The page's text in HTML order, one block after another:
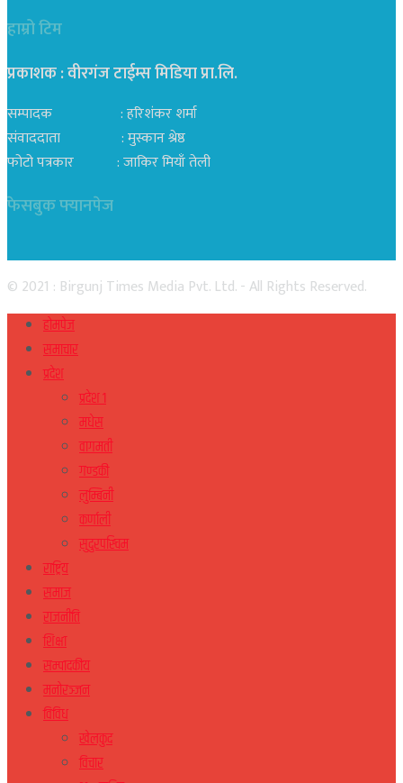
हाम्रो टिम
प्रकाशक : वीरगंज टाईम्स मिडिया प्रा‍.लि.
सम्पादक : हरिशंकर शर्मा
संवाददाता : मुस्कान श्रेष्ठ
फोटो पत्रकार : जाकिर मियाँ तेली
फेसबुक फ्यानपेज
© 2021 : Birgunj Times Media Pvt. Ltd. - All Rights Reserved.
होमपेज
समाचार
प्रदेश
प्रदेश १
मधेस
वागमती
गण्डकी
लुम्बिनी
कर्णाली
सुदुरपस्चिम
राष्ट्रिय
समाज
राजनीति
शिक्षा
सम्पादकीय
मनोरञ्जन
विविध
खेलकुद
विचार